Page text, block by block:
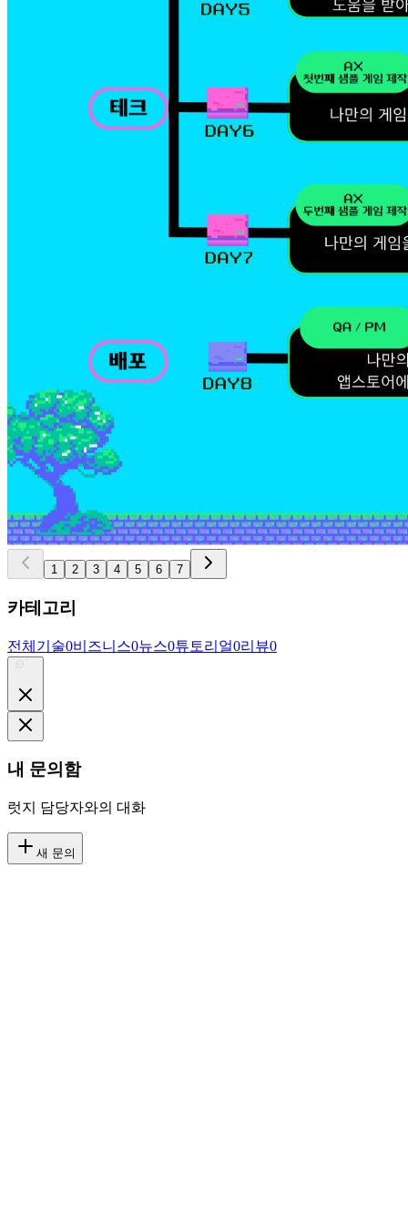
1 2 3 4 5 6 7
카테고리
전체 기술0비즈니스0뉴스0튜토리얼0리뷰0
내 문의함
럿지 담당자와의 대화
새 문의